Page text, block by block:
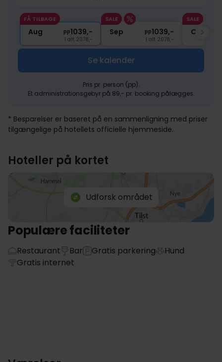
FÅ TILBAGE
Aug pp1039,-
I alt 2078,-
SALE
Sep pp1039,-
I alt 2078,-
SALE
Okt
Se kalender
Pris pr. person (pp).
Et administrationsgebyr på 89,- pr. booking pålægges.
* Besparelser er baseret på en sammenligning med priser
tilgængelige på hotellets officielle hjemmeside.
Hoteller på kortet
Udforsk området
Populære faciliteter
Restaurant Bar Gratis parkering
Hund
Gratis internet